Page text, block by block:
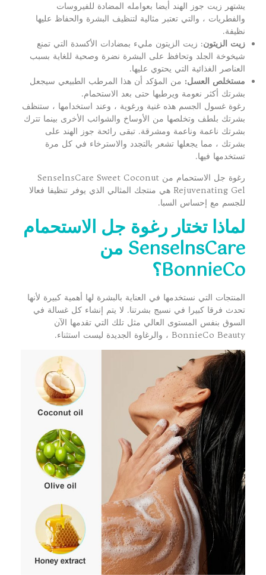
يشتهر زيت جوز الهند أيضا بعوامله المضادة للفيروسات
والفطريات ، والتي تعتبر مثالية لتنظيف البشرة والحفاظ عليها
نظيفة.
زيت الزيتون: زيت الزيتون مليء بمضادات الأكسدة التي تمنع
شيخوخة الجلد وتحافظ على البشرة نضرة وصحية للغاية بسبب
العناصر الغذائية التي يحتوي عليها.
مستخلص العسل: من المؤكد أن هذا المرطب الطبيعي سيجعل
بشرتك أكثر نعومة ويرطبها حتى بعد الاستحمام.
رغوة غسول الجسم هذه غنية ورغوية ، وعند استخدامها ، ستنظف
بشرتك بلطف وتخلصها من الأوساخ والشوائب الأخرى بينما تترك
بشرتك ناعمة وناعمة ومشرقة. تبقى رائحة جوز الهند على
بشرتك ، مما يجعلها تشعر بالتجدد والاسترخاء في كل مرة
تستخدمها فيها.
رغوة جل الاستحمام من SenselnsCare Sweet Coconut
Rejuvenating Gel هي منتجك المثالي الذي يوفر تنظيفا فعالا
للجسم مع إحساس السبا.
لماذا تختاررغوة جل الاستحمام
SenselnsCare من
BonnieCo؟
المنتجات التي نستخدمها في العناية بالبشرة لها أهمية كبيرة لأنها
تحدث فرقا كبيرا في نسيج بشرتنا. لا يتم إنشاء كل غسالة في
السوق بنفس المستوى العالي مثل تلك التي تقدمها الآن
BonnieCo Beauty ، والرغاوة الجديدة ليست استثناء.